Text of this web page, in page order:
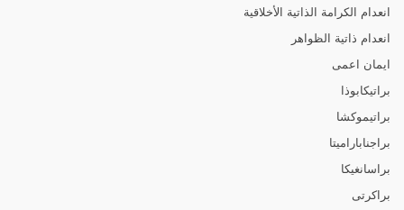
انعدام الكرامة الذاتية الأخلاقية
انعدام ذاتية الظواهر
ايمان اعمى
براتيكابوذا
براتيموكشا
براجناباراميتا
براسانغيكا
براكرتى